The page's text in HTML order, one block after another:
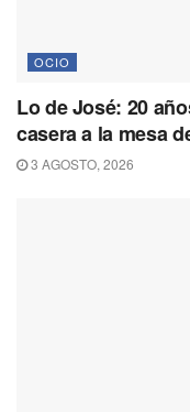
OCIO
Lo de José: 20
casera a la mesa
3 AGOSTO, 2026